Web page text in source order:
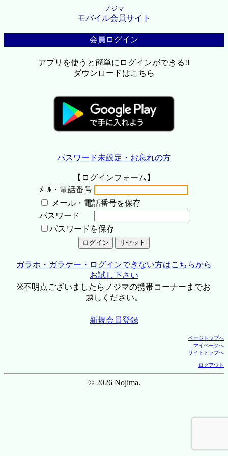
ノジマ
モバイル会員サイト
会員ログイン
アプリを使うと簡単にログインができる!!
ダウンロードはこちら
パスワード未設定・お忘れの方
【ログインフォーム】
ﾒｰﾙ・電話番号
メール・電話番号を保存
パスワード
パスワードを保存
ガラホ・ガラケー・ログインできない方はこちらから
お試し下さい
※不明点ございましたらノジマの携帯コーナーまでお
越しください。
新規会員登録
ページトップへ
マイページへ
サイトトップへ
ログアウト
© 2026 Nojima.